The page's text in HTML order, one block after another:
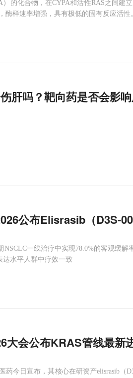
的化合物，在CYPA和活性RAS之间建
酶样速率增强，具有极低的固有反应活性
肝吗？靶向药是否会影
公布Elisrasib（D3S-
NSCLC一线治疗中实现78.0%的客观缓解
达水平人群中疗效一致
大会公布KRAS管线最新
药今日宣布，其核心在研资产elisrasib（